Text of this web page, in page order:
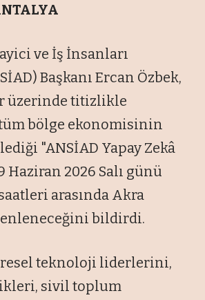
ve İş İnsanları
Başkanı Ercan Özbek,
üzerinde titizlikle
tüm bölge ekonomisinin
"ANSİAD Yapay Zekâ
2026 Salı günü
arasında Akra
bildirdi.
teknoloji liderlerini,
sivil toplum